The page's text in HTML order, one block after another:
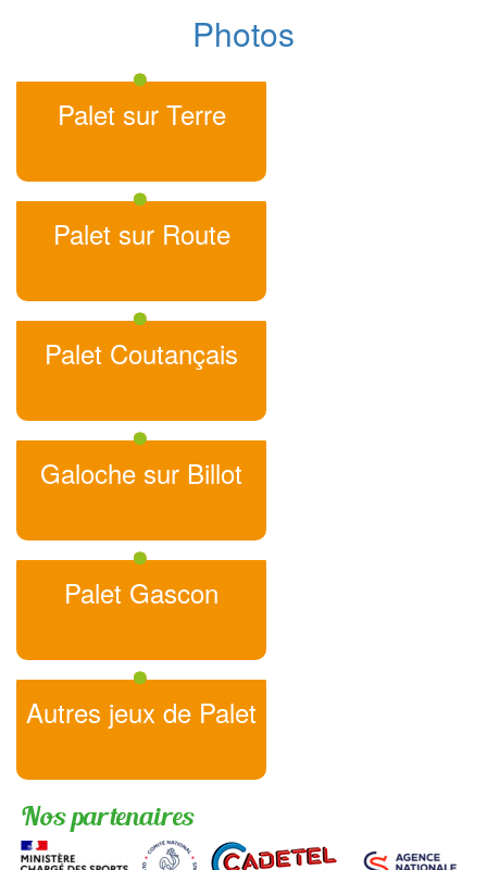
Photos
Palet sur Terre
Palet sur Route
Palet Coutançais
Galoche sur Billot
Palet Gascon
Autres jeux de Palet
Nos partenaires